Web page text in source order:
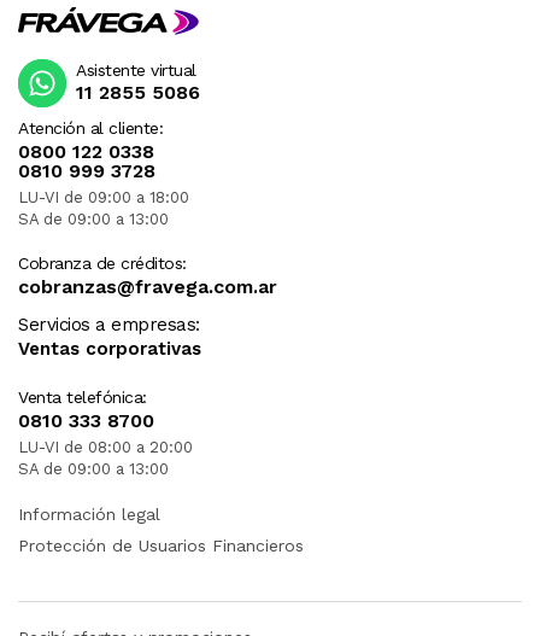
Atención al cliente:
0800 122 0338
0810 999 3728
LU-VI de 09:00 a 18:00
SA de 09:00 a 13:00
Cobranza de créditos:
cobranzas@fravega.com.ar
Servicios a empresas:
Ventas corporativas
Venta telefónica:
0810 333 8700
LU-VI de 08:00 a 20:00
SA de 09:00 a 13:00
Asistente virtual
11 2855 5086
Información legal
Protección de Usuarios Financieros